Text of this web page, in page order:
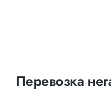
Перевозка